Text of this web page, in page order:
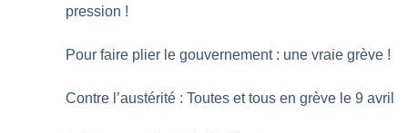
pression !
Pour faire plier le gouvernement : une vraie grève !
Contre l’austérité : Toutes et tous en grève le 9 avril